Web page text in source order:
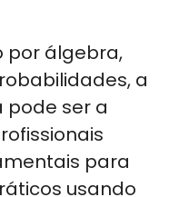
por álgebra,
a
ser a
para
usando